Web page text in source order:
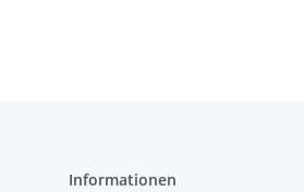
Informationen